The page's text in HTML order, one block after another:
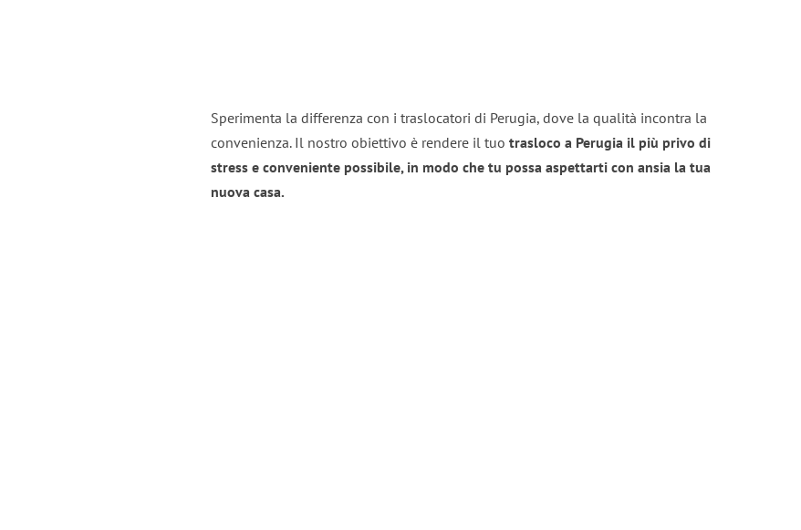
Sperimenta la differenza con i traslocatori di Perugia, dove la qualità incontra la
convenienza. Il nostro obiettivo è rendere il tuo trasloco a Perugia il più privo di
stress e conveniente possibile, in modo che tu possa aspettarti con ansia la tua
nuova casa.